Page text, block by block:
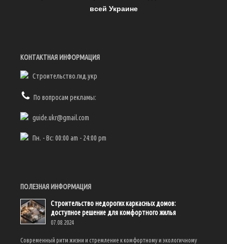
всей Украине
КОНТАКТНАЯ ИНФОРМАЦИЯ
Строительство.гид.укр
По вопросам рекламы:
guide.ukr@gmail.com
Пн. - Вс: 00:00 am - 24:00 pm
ПОЛЕЗНАЯ ИНФОРМАЦИЯ
Строительство недорогих каркасных домов:
доступное решение для комфортного жилья
07.08.2024
Современный ритм жизни и стремление к комфортному и экологичному